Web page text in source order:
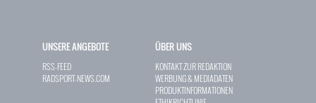
UNSERE ANGEBOTE
RSS-FEED
RADSPORT-NEWS.COM
ÜBER UNS
KONTAKT ZUR REDAKTION
WERBUNG & MEDIADATEN
PRODUKTINFORMATIONEN